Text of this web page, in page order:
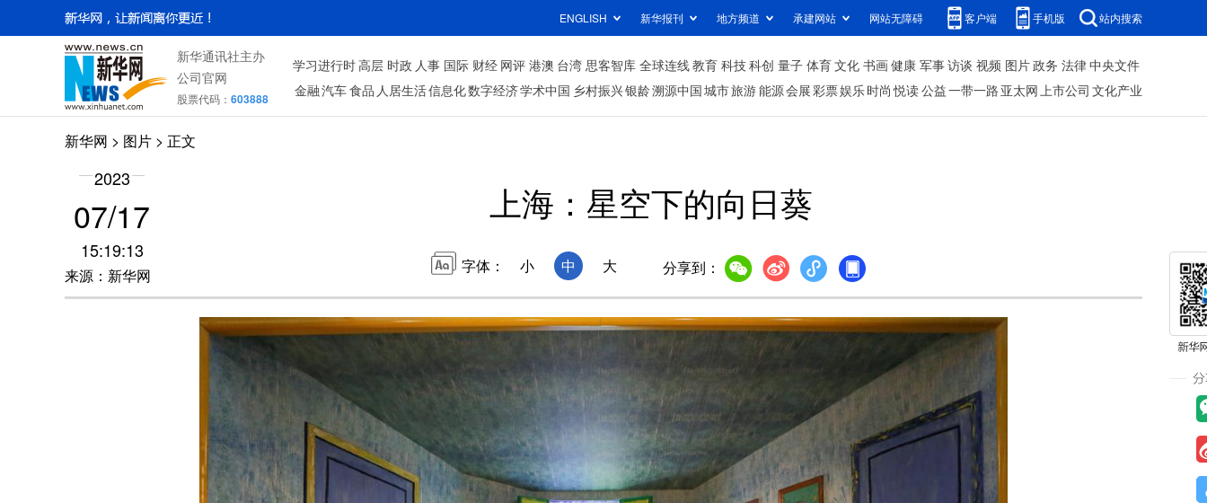
ENGLISH 新华报刊 地方频道 承建网站 网站无障碍 客户端 手机版 站内搜索
新华通讯社主办
公司官网
股票代码： 603888
学习进行时高层 时政 人事 国际 财经 网评 港澳 台湾 思客智库 全球连线教育 科技科创 量子 体育文化 书画健康 军事访谈 视频 图片政务 法律中央文件
金融汽车食品 人居生活信息化数字经济学术中国 乡村振兴银龄溯源中国城市旅游能源会展彩票娱乐时尚 悦读公益一带一路 亚太网上市公司 文化产业
新华网 > 图片 > 正文
2023
07/17
15:19:13
来源：新华网
上海：星空下的向日葵
字体： 小 中 大 分享到：